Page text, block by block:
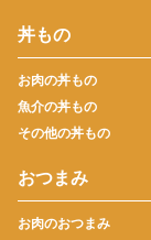
丼もの
お肉の丼もの
魚介の丼もの
その他の丼もの
おつまみ
お肉のおつまみ